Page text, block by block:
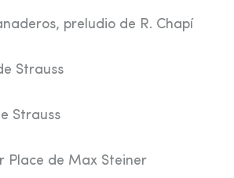
preludio de R. Chapí
Strauss
Strauss
Place de Max Steiner